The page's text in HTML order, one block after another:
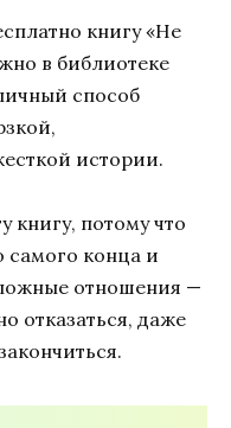
книгу «Не
в библиотеке
способ
истории.
книгу, потому что
самого конца и
отношения —
отказаться, даже